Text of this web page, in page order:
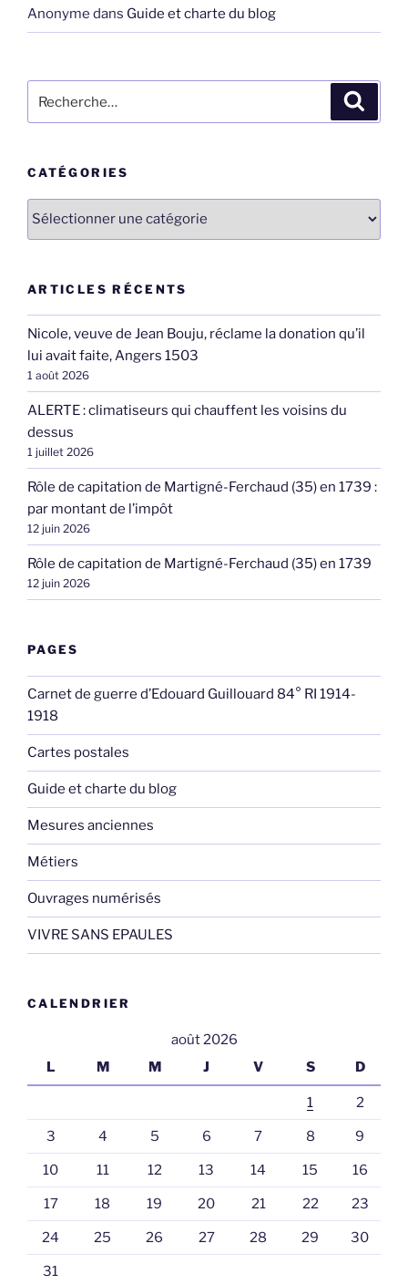
Anonyme dans Guide et charte du blog
pour
CATÉGORIES
Catégories
ARTICLES RÉCENTS
Nicole, veuve de Jean Bouju, réclame la donation qu’il
lui avait faite, Angers 1503
1 août 2026
ALERTE : climatiseurs qui chauffent les voisins du
dessus
1 juillet 2026
Rôle de capitation de Martigné-Ferchaud (35) en 1739 :
par montant de l’impôt
12 juin 2026
Rôle de capitation de Martigné-Ferchaud (35) en 1739
12 juin 2026
PAGES
Carnet de guerre d’Edouard Guillouard 84° RI 1914-
1918
Cartes postales
Guide et charte du blog
Mesures anciennes
Métiers
Ouvrages numérisés
VIVRE SANS EPAULES
CALENDRIER
août 2026
L
M M J V S D
1 2
3 4 5 6 7 8 9
10 11 12 13 14 15 16
17 18 19 20 21 22 23
24 25 26 27 28 29 30
31